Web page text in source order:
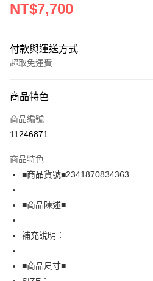
NT$7,700
付款與運送方式
超取免運費
信用卡一次付款
超商取貨付款
Apple Pay
街口支付
全盈+PAY
AFTEE先享後付
相關說明
商品特色
商品編號
11246871
商品特色
■商品貨號■2341870834363
■商品陳述■
補充說明：
■商品尺寸■